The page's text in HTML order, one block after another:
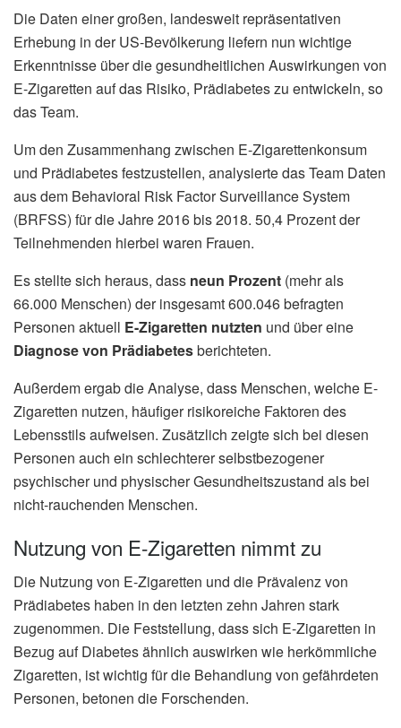
Die Daten einer großen, landesweit repräsentativen
Erhebung in der US-Bevölkerung liefern nun wichtige
Erkenntnisse über die gesundheitlichen Auswirkungen von
E-Zigaretten auf das Risiko, Prädiabetes zu entwickeln, so
das Team.
Um den Zusammenhang zwischen E-Zigarettenkonsum
und Prädiabetes festzustellen, analysierte das Team Daten
aus dem Behavioral Risk Factor Surveillance System
(BRFSS) für die Jahre 2016 bis 2018. 50,4 Prozent der
Teilnehmenden hierbei waren Frauen.
Es stellte sich heraus, dass neun Prozent (mehr als
66.000 Menschen) der insgesamt 600.046 befragten
Personen aktuell E-Zigaretten nutzten und über eine
Diagnose von Prädiabetesberichteten.
Außerdem ergab die Analyse, dass Menschen, welche E-
Zigaretten nutzen, häufiger risikoreiche Faktoren des
Lebensstils aufweisen. Zusätzlich zeigte sich bei diesen
Personen auch ein schlechterer selbstbezogener
psychischer und physischer Gesundheitszustand als bei
nicht-rauchenden Menschen.
Nutzung von E-Zigaretten nimmt zu
Die Nutzung von E-Zigaretten und die Prävalenz von
Prädiabetes haben in den letzten zehn Jahren stark
zugenommen. Die Feststellung, dass sich E-Zigaretten in
Bezug auf Diabetes ähnlich auswirken wie herkömmliche
Zigaretten, ist wichtig für die Behandlung von gefährdeten
Personen, betonen die Forschenden.